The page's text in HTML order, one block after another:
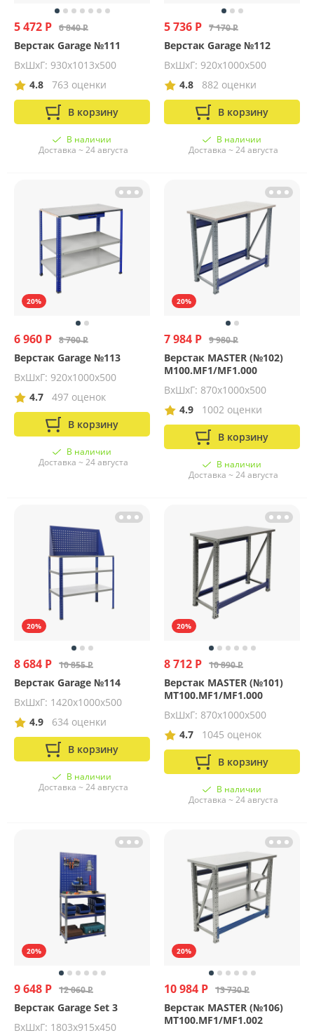
5 472 Р 6 840 Р
Верстак Garage №111
ВхШхГ: 930х1013х500
4.8
763 оценки
В корзину
В наличии
Доставка ~ 24 августа
5 736 Р 7 170 Р
Верстак Garage №112
ВхШхГ: 920х1000х500
4.8
882 оценки
В корзину
В наличии
Доставка ~ 24 августа
20%
6 960 Р 8 700 Р
Верстак Garage №113
ВхШхГ: 920х1000х500
4.7
497 оценок
В корзину
В наличии
Доставка ~ 24 августа
20%
7 984 Р 9 980 Р
Верстак MASTER (№102)
M100.MF1/MF1.000
ВхШхГ: 870х1000х500
4.9
1002 оценки
В корзину
В наличии
Доставка ~ 24 августа
20%
8 684 Р 10 855 Р
Верстак Garage №114
ВхШхГ: 1420х1000х500
4.9
634 оценки
В корзину
В наличии
Доставка ~ 24 августа
20%
8 712 Р 10 890 Р
Верстак MASTER (№101)
MT100.MF1/MF1.000
ВхШхГ: 870х1000х500
4.7
1045 оценок
В корзину
В наличии
Доставка ~ 24 августа
20%
9 648 Р 12 060 Р
Верстак Garage Set 3
ВхШхГ: 1803х915х450
20%
10 984 Р 13 730 Р
Верстак MASTER (№106)
MT100.MF1/MF1.002